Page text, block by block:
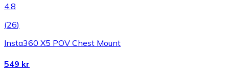
4.8
(26)
Insta360 X5 POV Chest Mount
549 kr